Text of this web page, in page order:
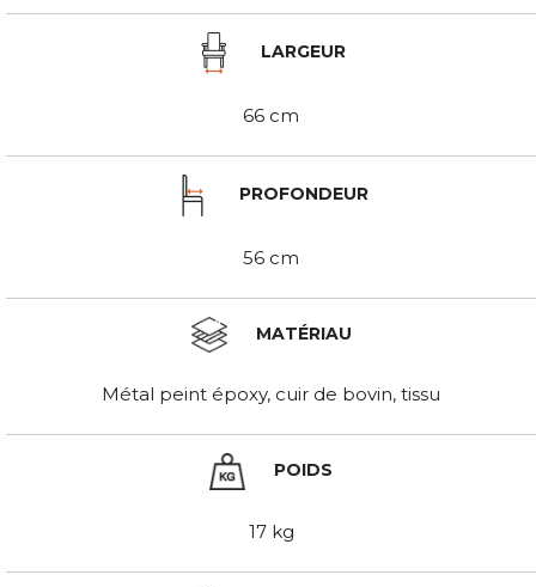
LARGEUR
66 cm
PROFONDEUR
56 cm
MATÉRIAU
Métal peint époxy, cuir de bovin, tissu
POIDS
17 kg